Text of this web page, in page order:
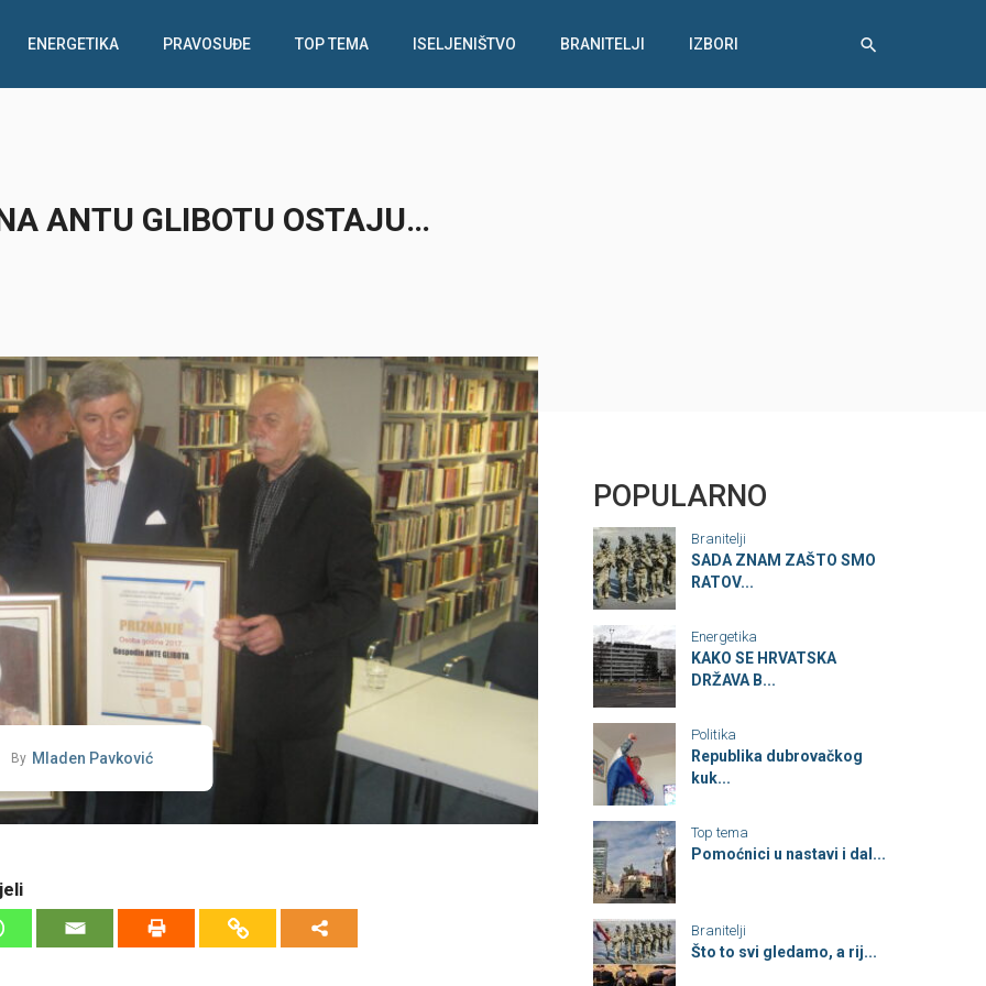
ENERGETIKA PRAVOSUĐE TOP TEMA ISELJENIŠTVO BRANITELJI IZBORI
ANTU GLIBOTU OSTAJU…
By Mladen Pavković
POPULARNO
Branitelji
SADA ZNAM ZAŠTO SMO
RATOV...
Energetika
KAKO SE HRVATSKA
DRŽAVA B...
Politika
Republika dubrovačkog
kuk...
Top tema
Pomoćnici u nastavi i dal...
Branitelji
Što to svi gledamo, a rij...